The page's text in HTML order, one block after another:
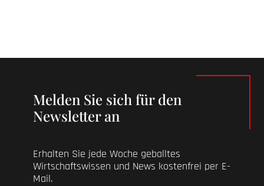
Melden Sie sich für den
Newsletter an
Erhalten Sie jede Woche geballtes
Wirtschaftswissen und News kostenfrei per E-
Mail.